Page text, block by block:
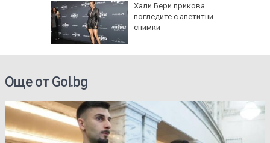
Хали Бери прикова
погледите с апетитни
снимки
Още от Gol.bg